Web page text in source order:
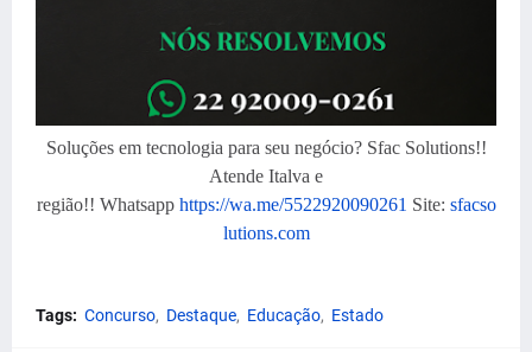
Soluções em tecnologia para seu negócio? Sfac Solutions!!
Atende Italva e
região!! Whatsapp https://wa.me/5522920090261 Site: sfacso
lutions.com
Tags: Concurso Destaque Educação Estado